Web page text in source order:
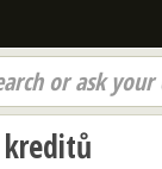
or ask